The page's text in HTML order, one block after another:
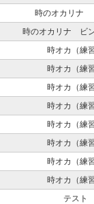
時のオカリナ
時のオカリナ ビ
時オカ（練習
時オカ（練習
時オカ（練習
時オカ（練習
時オカ（練習
時オカ（練習
時オカ（練習
時オカ（練習
テスト